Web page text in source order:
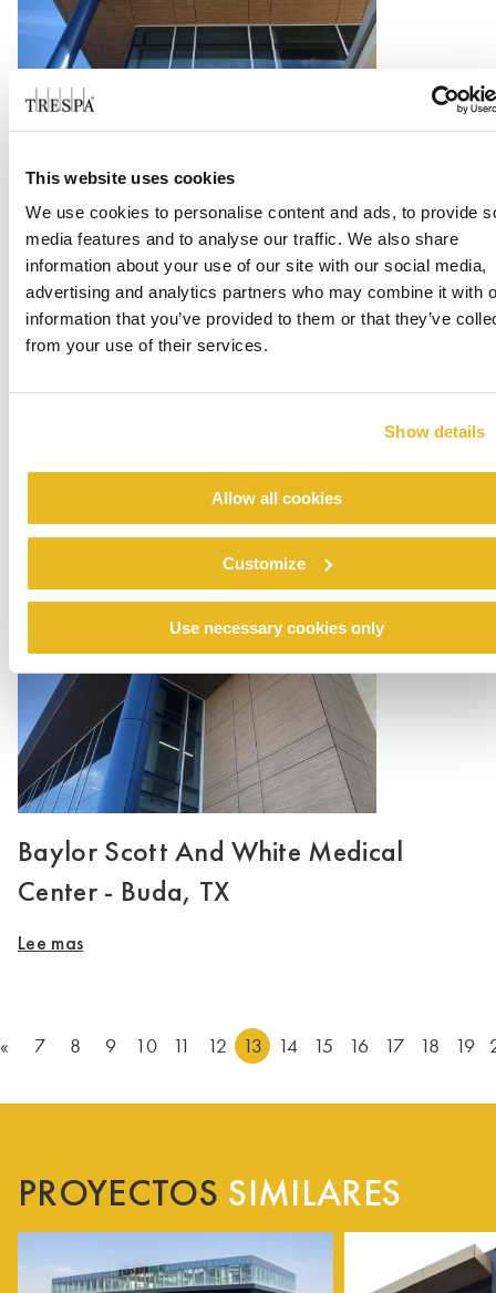
This website uses cookies
We use cookies to personalise content and ads, to provide
media features and to analyse our traffic. We also share
information about your use of our site with our social media,
advertising and analytics partners who may combine it with
information that you’ve provided to them or that they’ve
from your use of their services.
Show details
Allow all cookies
Customize
Use necessary cookies only
Baylor Scott & White Clinic
Pflugerville
Lee mas
West Chicago High School
Baylor Scott And White Medical
Center - Buda, TX
Lee mas
« 7 8 9 10 11 12 13 14 15 16 17 18 19
PROYECTOS SIMILARES